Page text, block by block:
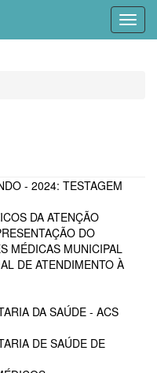
- 2024: TESTAGEM
DA ATENÇÃO
DO
MÉDICAS MUNICIPAL
DE ATENDIMENTO À
DA SAÚDE - ACS
DE SAÚDE DE